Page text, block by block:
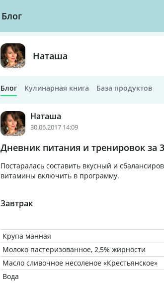
Блог
Наташа
Блог Кулинарная книга База продуктов
Наташа
30.06.2017 14:09
Дневник питания и тренировок за
Постаралась составить вкусный и
витамины включить в программу.
Завтрак
Крупа манная
Молоко пастеризованное, 2,5% жирности
Масло сливочное несоленое «Крестьянское»
Вода